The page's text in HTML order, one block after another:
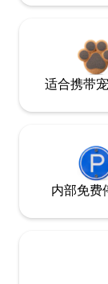
适合携带
内部免费